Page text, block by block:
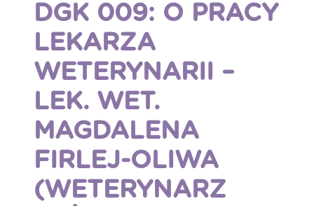
DGK 009: O PRACY
LEKARZA
WETERYNARII –
LEK. WET.
MAGDALENA
FIRLEJ-OLIWA
(WETERYNARZ